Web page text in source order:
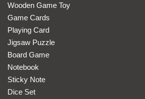
Wooden Game Toy
Game Cards
Playing Card
Jigsaw Puzzle
Board Game
Notebook
Sticky Note
Dice Set